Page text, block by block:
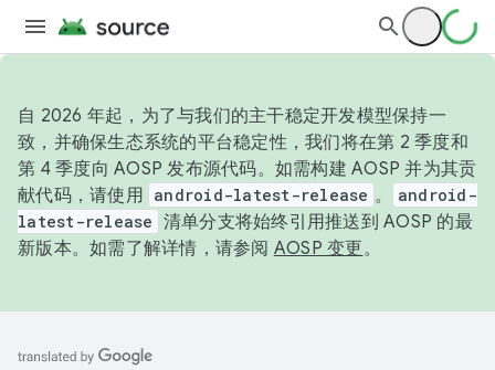
自 2026 年起，为了与我们的主干稳定开发模型保持一
致，并确保生态系统的平台稳定性，我们将在第 2 季度和
第 4 季度向 AOSP 发布源代码。如需构建 AOSP 并为其贡
献代码，请使用 android-latest-release 。
android-
latest-release 清单分支将始终引用推送到 AOSP 的最
新版本。如需了解详情，请参阅 AOSP 变更。